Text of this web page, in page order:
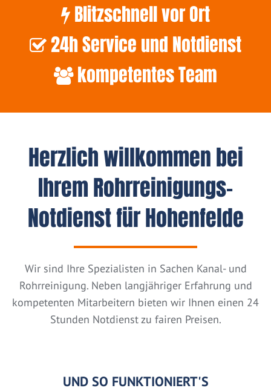
Blitzschnell vor Ort
24h Service und Notdienst
kompetentes Team
Herzlich willkommen bei
Ihrem Rohrreinigungs-
Notdienst für Hohenfelde
Wir sind Ihre Spezialisten in Sachen Kanal- und
Rohrreinigung. Neben langjähriger Erfahrung und
kompetenten Mitarbeitern bieten wir Ihnen einen 24
Stunden Notdienst zu fairen Preisen.
UND SO FUNKTIONIERT'S